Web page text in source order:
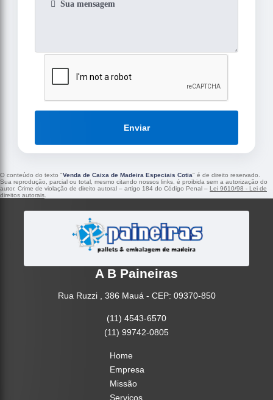
Enviar
O conteúdo do texto "Venda de Caixa de Madeira Especiais Cotia" é de direito reservado.
Sua reprodução, parcial ou total, mesmo citando nossos links, é proibida sem a autorização do
autor. Crime de violação de direito autoral – artigo 184 do Código Penal – Lei 9610/98 - Lei de
direitos autorais.
A B Paineiras
Rua Ruzzi , 386 Mauá - CEP: 09370-850
(11) 4543-6570
(11) 99742-0805
Home
Empresa
Missão
Serviços